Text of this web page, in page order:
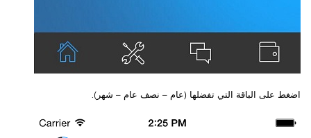
اضغط على الباقة التي تفضلها (عام – نصف عام – شهر).